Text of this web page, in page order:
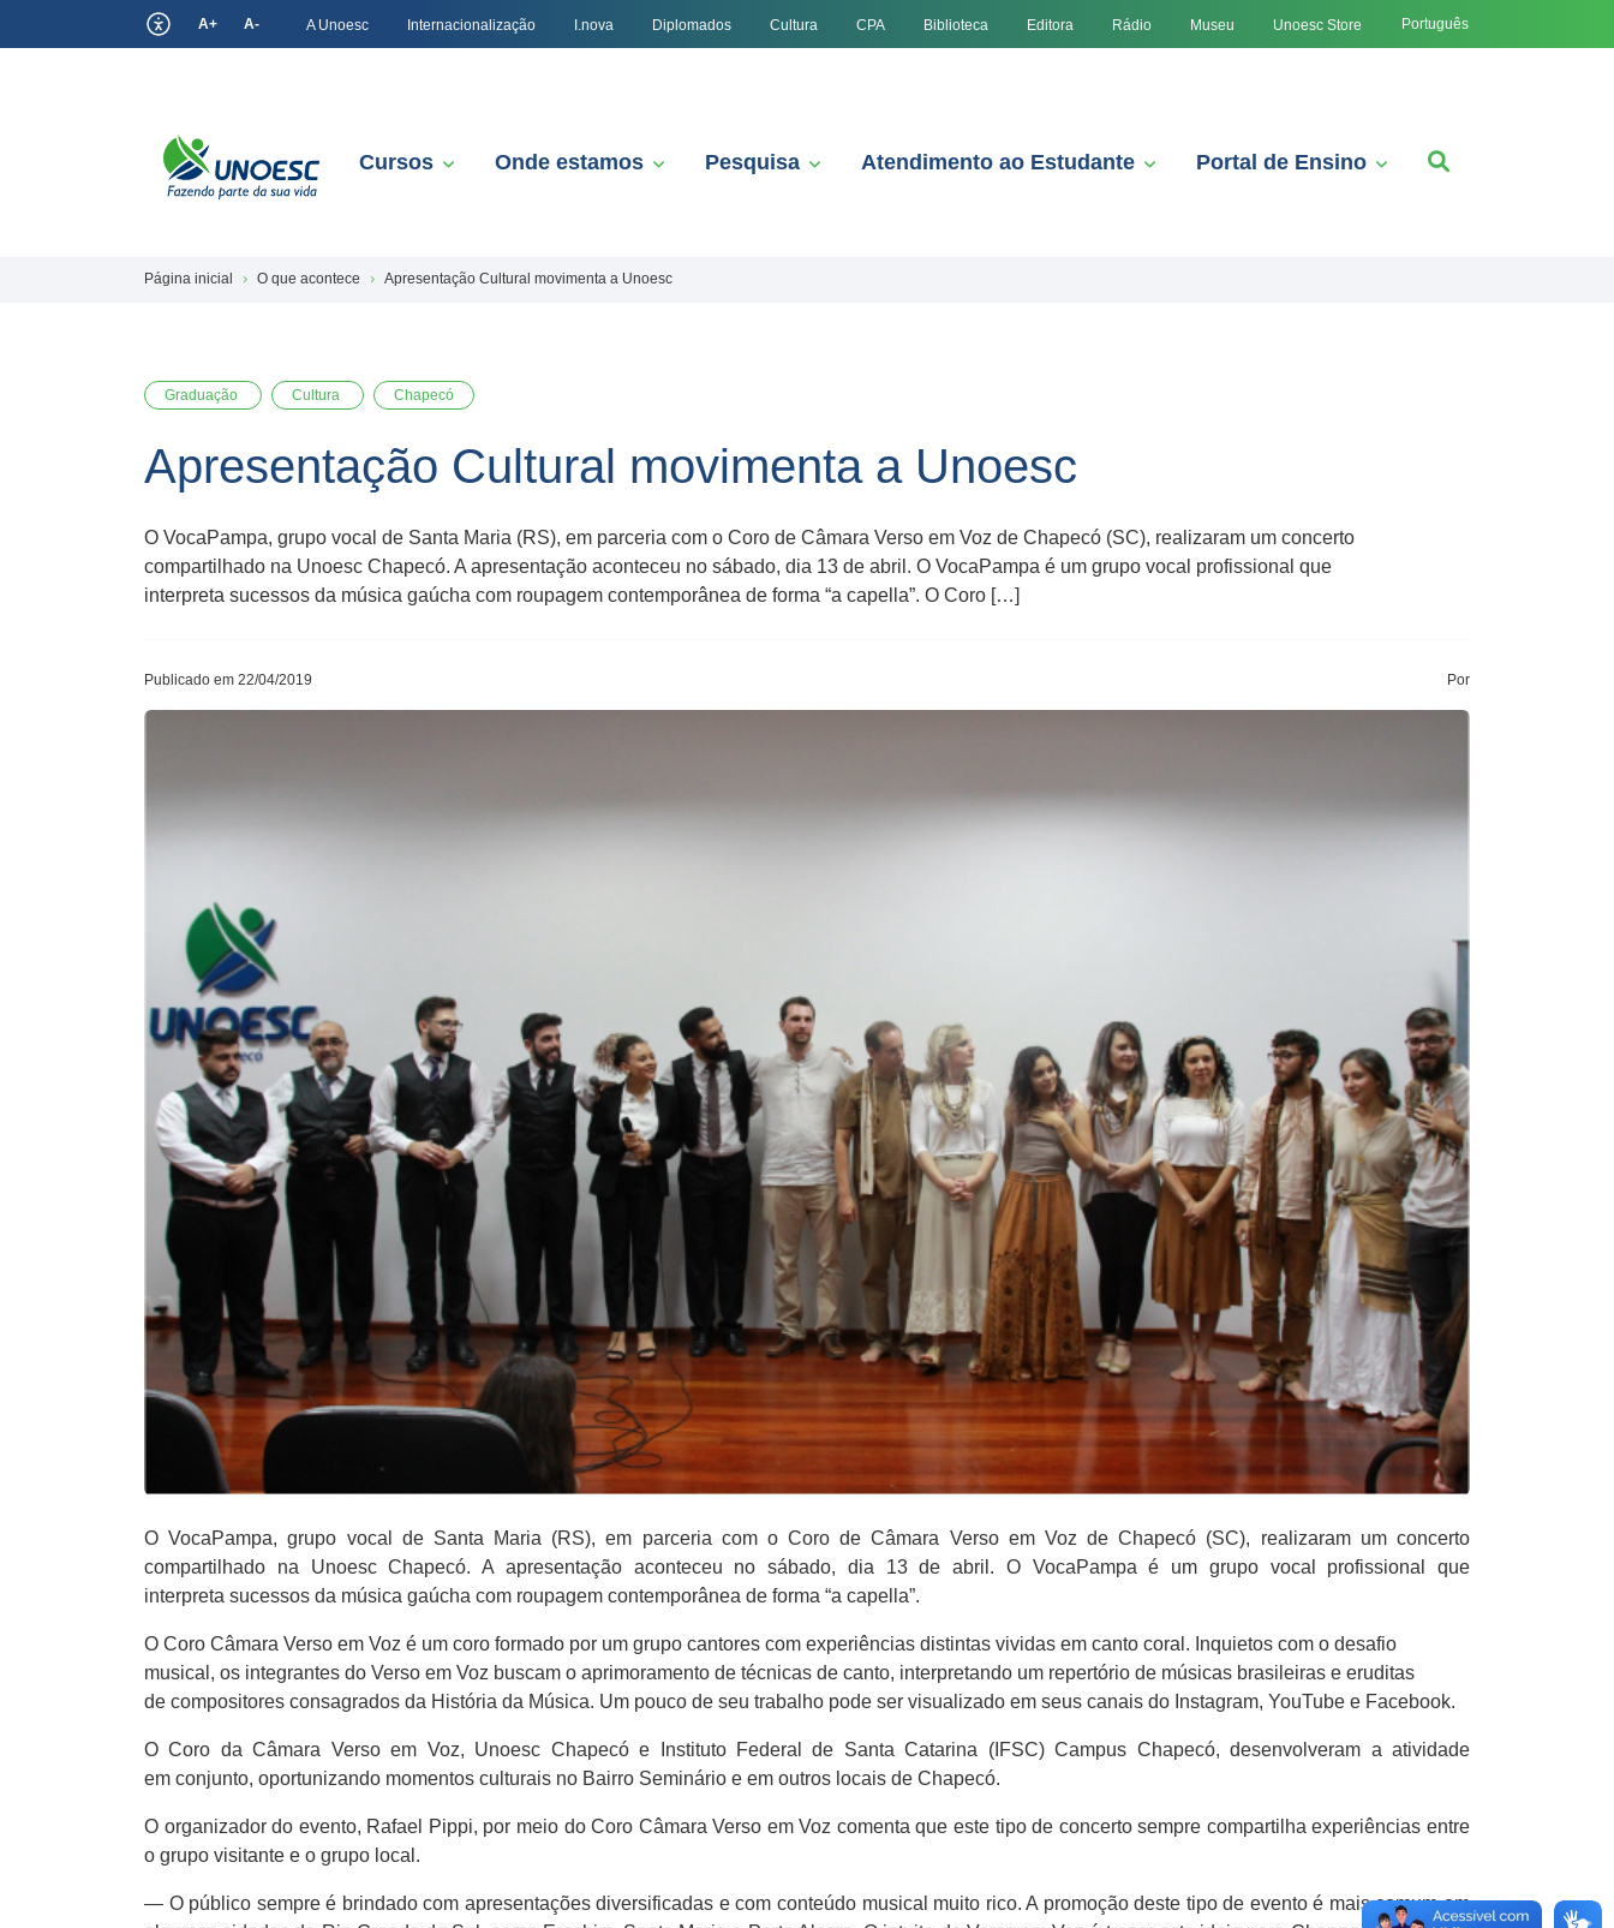
A+ A- A Unoesc Internacionalização I.nova Diplomados Cultura CPA Biblioteca Editora Rádio Museu Unoesc Store Português
Cursos Onde estamos Pesquisa Atendimento ao Estudante Portal de Ensino
Página inicial O que acontece Apresentação Cultural movimenta a Unoesc
Graduação Cultura Chapecó
Apresentação Cultural movimenta a Unoesc
O VocaPampa, grupo vocal de Santa Maria (RS), em parceria com o Coro de Câmara Verso em Voz de Chapecó (SC), realizaram um concerto
compartilhado na Unoesc Chapecó. A apresentação aconteceu no sábado, dia 13 de abril. O VocaPampa é um grupo vocal profissional que
interpreta sucessos da música gaúcha com roupagem contemporânea de forma “a capella”. O Coro […]
Publicado em 22/04/2019 Por
O VocaPampa, grupo vocal de Santa Maria (RS), em parceria com o Coro de Câmara Verso em Voz de Chapecó (SC), realizaram um concerto
compartilhado na Unoesc Chapecó. A apresentação aconteceu no sábado, dia 13 de abril. O VocaPampa é um grupo vocal profissional que
interpreta sucessos da música gaúcha com roupagem contemporânea de forma “a capella”.
O Coro Câmara Verso em Voz é um coro formado por um grupo cantores com experiências distintas vividas em canto coral. Inquietos com o desafio
musical, os integrantes do Verso em Voz buscam o aprimoramento de técnicas de canto, interpretando um repertório de músicas brasileiras e eruditas
de compositores consagrados da História da Música. Um pouco de seu trabalho pode ser visualizado em seus canais do Instagram, YouTube e Facebook.
O Coro da Câmara Verso em Voz, Unoesc Chapecó e Instituto Federal de Santa Catarina (IFSC) Campus Chapecó, desenvolveram a atividade
em conjunto, oportunizando momentos culturais no Bairro Seminário e em outros locais de Chapecó.
O organizador do evento, Rafael Pippi, por meio do Coro Câmara Verso em Voz comenta que este tipo de concerto sempre compartilha experiências entre
o grupo visitante e o grupo local.
— O público sempre é brindado com apresentações diversificadas e com conteúdo musical muito rico. A promoção deste tipo de evento é mais comum em